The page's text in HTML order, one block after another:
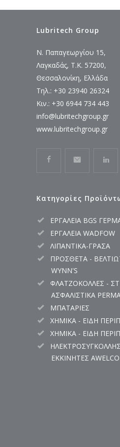
Lubritech Group
Ν. Παπαγεωργίου 15,
Λαγκαδάς, Τ.Κ. 57200,
Θεσσαλονίκη, Ελλάδα
Τηλ.: +30 23940 26324
Κιν.: +30 6944 734 443
info@lubritechgroup.gr
www.lubritechgroup.gr
Κατηγορίες
ΕΡΓΑΛΕΙΑ BGS
ΕΡΓΑΛΕΙΑ WADFOW
ΛΙΠΑΝΤΙΚΑ-ΓΡΑΣΑ
ΠΡΟΣΘΕΤΑ -
WYNN'S
ΦΛΑΤΖΟΚΟΛΛΕΣ -
ΑΣΦΑΛΙΣΤΙΚΑ
ΜΠΑΤΑΡΙΕΣ
ΧΗΜΙΚΑ - ΕΙΔΗ
ΧΗΜΙΚΑ - ΕΙΔΗ
ΕΚΚΙΝΗΤΕΣ AWELCO